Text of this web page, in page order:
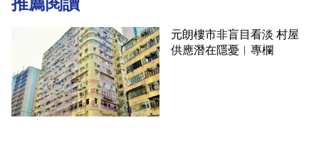
元朗樓市非盲目看淡 村屋
供應潛在隱憂︳專欄